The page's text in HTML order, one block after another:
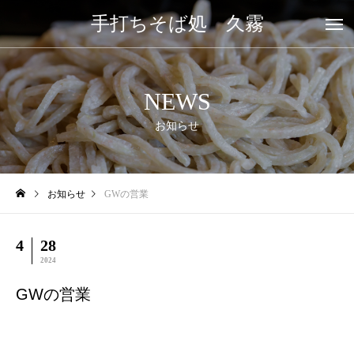
手打ちそば処 久霧
NEWS
お知らせ
お知らせ GWの営業
4 28
2024
GWの営業